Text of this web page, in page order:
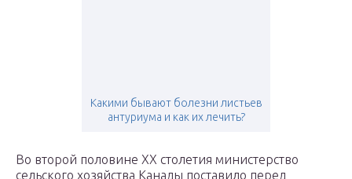
Какими бывают болезни листьев
антуриума и как их лечить?
Во второй половине ХХ столетия министерство
сельского хозяйства Канады поставило перед